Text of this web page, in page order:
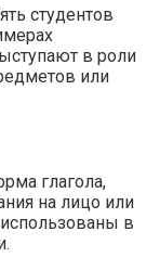
студентов
в роли
или
глагола,
на лицо или
в